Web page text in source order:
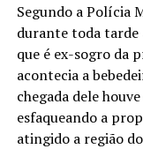
Segundo a Polícia
durante toda tarde
que é ex-sogro da
acontecia a
chegada dele
esfaqueando a
atingido a região